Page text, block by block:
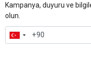
Kampanya, duyuru ve
olun.